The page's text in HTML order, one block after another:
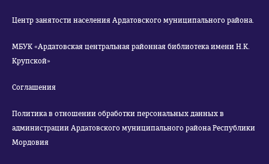
Центр занятости населения Ардатовского муниципального района.
МБУК «Ардатовская центральная районная библиотека имени Н.К.
Крупской»
Соглашения
Политика в отношении обработки персональных данных в
администрации Ардатовского муниципального района Республики
Мордовия